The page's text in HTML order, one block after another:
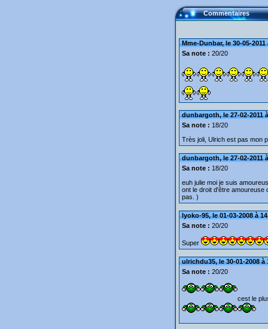
Commentaires
Mme-Dunbar, le 30-05-2011
Sa note : 20/20
dunbargoth, le 27-02-2011
Sa note : 18/20
Très joli, Ulrich est pas mon
dunbargoth, le 27-02-2011
Sa note : 18/20
euh julie moi je suis
ont le droit d'être amoureuse
pas. )
lyoko-95, le 01-03-2008 à
Sa note : 20/20
Super
ulrichdu35, le 30-01-2008 à
Sa note : 20/20
cest le